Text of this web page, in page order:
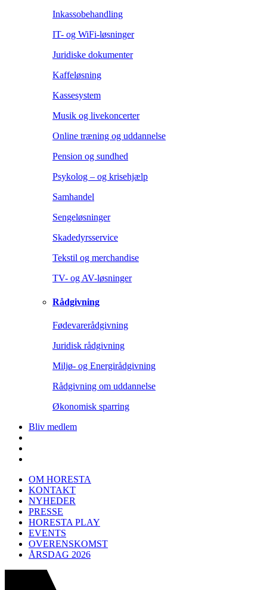
Inkassobehandling
IT- og WiFi-løsninger
Juridiske dokumenter
Kaffeløsning
Kassesystem
Musik og livekoncerter
Online træning og uddannelse
Pension og sundhed
Psykolog – og krisehjælp
Samhandel
Sengeløsninger
Skadedyrsservice
Tekstil og merchandise
TV- og AV-løsninger
Rådgivning
Fødevarerådgivning
Juridisk rådgivning
Miljø- og Energirådgivning
Rådgivning om uddannelse
Økonomisk sparring
Bliv medlem
OM HORESTA
KONTAKT
NYHEDER
PRESSE
HORESTA PLAY
EVENTS
OVERENSKOMST
ÅRSDAG 2026